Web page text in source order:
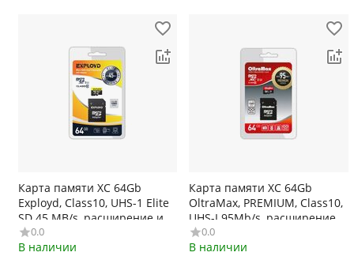
Карта памяти XC 64Gb
Exployd, Class10, UHS-1 Elite
SD 45 MB/s, расширение и
хранение, видео Full HD, с
адаптером
0.0
В наличии
Карта памяти XC 64Gb
OltraMax, PREMIUM, Class10,
UHS-I 95Mb/s, расширение и
хранение, видео Full HD, с
адаптером
0.0
В наличии